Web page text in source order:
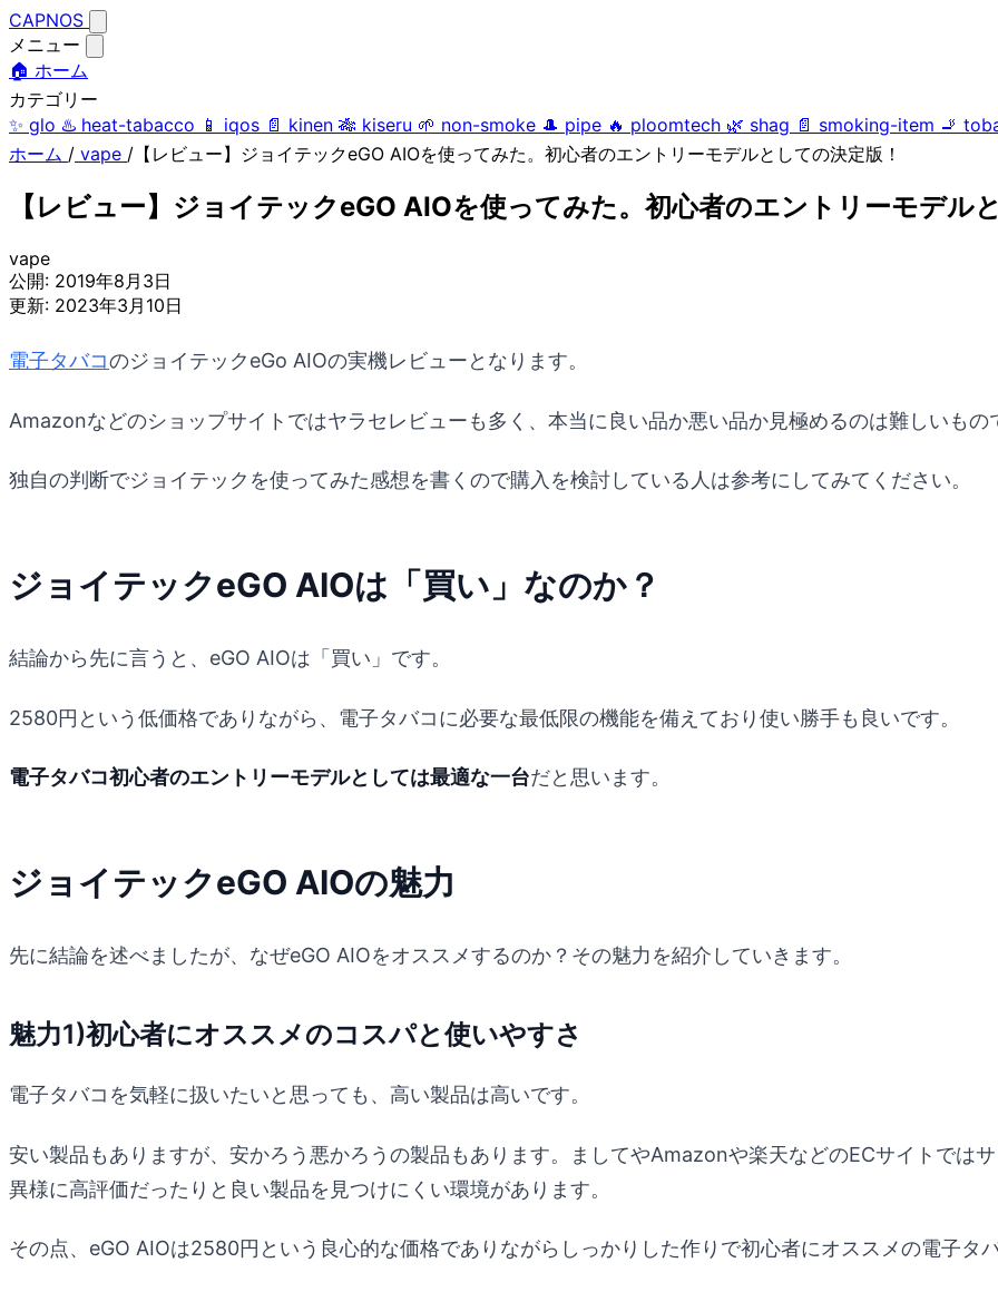
CAPNOS
メニュー
🏠 ホーム
カテゴリー
✨ glo ♨️ heat-tabacco 📱 iqos 📄 kinen 🎋 kiseru 🌱 non-smoke 🎩 pipe 🔥 ploomtech 🌿 shag 📄 smoking-item 🚬
ホーム / vape / 【レビュー】ジョイテックeGO AIOを使ってみた。初心者のエントリーモデルとしての決定版！
【レビュー】ジョイテックeGO AIOを使ってみた。初心者のエントリーモデル
vape
公開: 2019年8月3日
更新: 2023年3月10日
電子タバコのジョイテックeGo AIOの実機レビューとなります。
Amazonなどのショップサイトではヤラセレビューも多く、本当に良い品か悪い品か見極めるのは難しいもの
独自の判断でジョイテックを使ってみた感想を書くので購入を検討している人は参考にしてみてください。
ジョイテックeGO AIOは「買い」なのか？
結論から先に言うと、eGO AIOは「買い」です。
2580円という低価格でありながら、電子タバコに必要な最低限の機能を備えており使い勝手も良いです。
電子タバコ初心者のエントリーモデルとしては最適な一台だと思います。
ジョイテックeGO AIOの魅力
先に結論を述べましたが、なぜeGO AIOをオススメするのか？その魅力を紹介していきます。
魅力1)初心者にオススメのコスパと使いやすさ
電子タバコを気軽に扱いたいと思っても、高い製品は高いです。
安い製品もありますが、安かろう悪かろうの製品もあります。ましてやAmazonや楽天などのECサイトでは
異様に高評価だったりと良い製品を見つけにくい環境があります。
その点、eGO AIOは2580円という良心的な価格でありながらしっかりした作りで初心者にオススメの電子タ